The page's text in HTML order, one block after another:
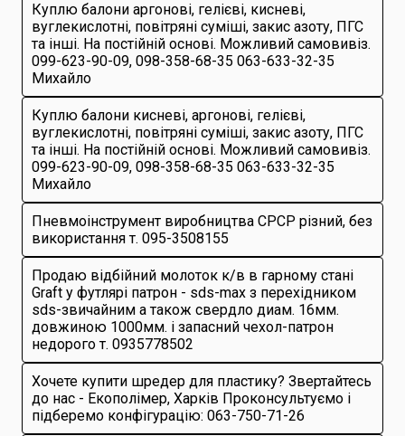
Куплю балони аргонові, гелієві, кисневі,
вуглекислотні, повітряні суміші, закис азоту, ПГС
та інші. На постійній основі. Можливий самовивіз.
099-623-90-09, 098-358-68-35 063-633-32-35
Михайло
Куплю балони кисневі, аргонові, гелієві,
вуглекислотні, повітряні суміші, закис азоту, ПГС
та інші. На постійній основі. Можливий самовивіз.
099-623-90-09, 098-358-68-35 063-633-32-35
Михайло
Пневмоінструмент виробництва СРСР різний, без
використання т. 095-3508155
Продаю відбійний молоток к/в в гарному стані
Graft у футлярі патрон - sds-max з перехідником
sds-звичайним а також свердло диам. 16мм.
довжиною 1000мм. і запасний чехол-патрон
недорого т. 0935778502
Хочете купити шредер для пластику? Звертайтесь
до нас - Екополімер, Харків Проконсультуємо і
підберемо конфігурацію: 063-750-71-26